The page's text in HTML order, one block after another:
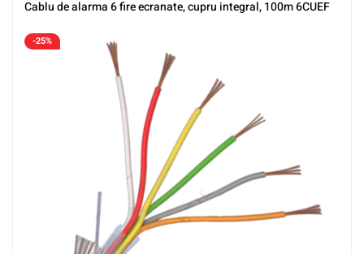
Cablu de alarma 6 fire ecranate, cupru integral, 100m 6CUEF
-25%